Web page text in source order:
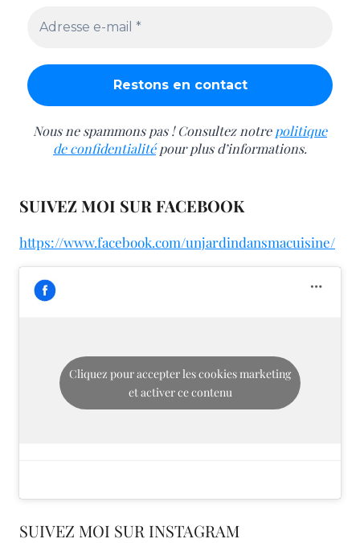
Nous ne spammons pas ! Consultez notre politique
de confidentialitépour plus d’informations.
SUIVEZ MOI SUR FACEBOOK
https://www.facebook.com/unjardindansmacuisine/
Cliquez pour accepter les cookies marketing
et activer ce contenu
SUIVEZ MOI SUR INSTAGRAM